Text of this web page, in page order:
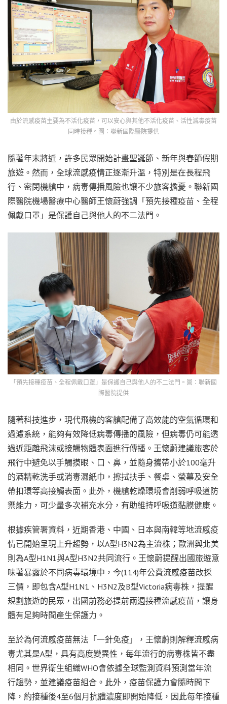
由於流感疫苗主要為不活化疫苗，可以安心與其他不活化疫苗、活性減毒疫苗
同時接種。圖：聯新國際醫院提供
隨著年末將近，許多民眾開始計畫聖誕節、新年與春節假期
旅遊。然而，全球流感疫情正逐漸升溫，特別是在長程飛
行、密閉機艙中，病毒傳播風險也讓不少旅客擔憂。聯新國
際醫院機場醫療中心醫師王懷蔚強調「預先接種疫苗、全程
佩戴口罩」是保護自己與他人的不二法門。
「預先接種疫苗、全程佩戴口罩」是保護自己與他人的不二法門。圖：聯新國
際醫院提供
隨著科技進步，現代飛機的客艙配備了高效能的空氣循環和
過濾系統，能夠有效降低病毒傳播的風險，但病毒仍可能透
過近距離飛沫或接觸物體表面進行傳播。王懷蔚建議旅客於
飛行中避免以手觸摸眼、口、鼻，並隨身攜帶小於100毫升
的酒精乾洗手或消毒濕紙巾，擦拭扶手、餐桌、螢幕及安全
帶扣環等高接觸表面。此外，機艙乾燥環境會削弱呼吸道防
禦能力，可少量多次補充水分，有助維持呼吸道黏膜健康。
根據疾管署資料，近期香港、中國、日本與南韓等地流感疫
情已開始呈現上升趨勢，以A型H3N2為主流株；歐洲與北美
則為A型H1N1與A型H3N2共同流行。王懷蔚提醒出國旅遊意
味著暴露於不同病毒環境中，今(114)年公費流感疫苗改採
三價，即包含A型H1N1、H3N2及B型Victoria病毒株，提醒
規劃旅遊的民眾，出國前務必提前兩週接種流感疫苗，讓身
體有足夠時間產生保護力。
至於為何流感疫苗無法「一針免疫」，王懷蔚則解釋流感病
毒尤其是A型，具有高度變異性，每年流行的病毒株皆不盡
相同。世界衛生組織WHO會依據全球監測資料預測當年流
行趨勢，並建議疫苗組合。此外，疫苗保護力會隨時間下
降，約接種後4至6個月抗體濃度即開始降低，因此每年接種